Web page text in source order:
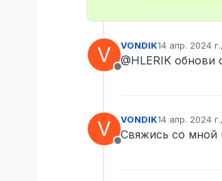
V
Не в сети
VONDIK14 апр. 2024 г.,
@HLERIK
V
Не в сети
VONDIK14 апр. 2024
Свяжись со мной